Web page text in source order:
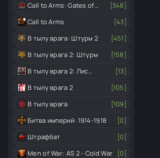
Call to Arms: Gates of
[348]
Call to Arms
[43]
В тылу врага: Штурм 2
[451]
В тылу врага 2: Штурм
[158]
В тылу врага 2: Лис
[13]
В тылу врага 2
[105]
В тылу врага
[109]
Битва империй: 1914-1918
[0]
Штрафбат
[0]
Men of War: AS 2 - Cold War
[0]